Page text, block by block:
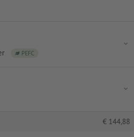
PEFC
€ 144,88